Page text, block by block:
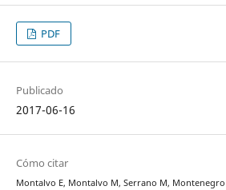
PDF
Publicado
2017-06-16
Cómo citar
Montalvo E, Montalvo M, Serrano M, Montenegro